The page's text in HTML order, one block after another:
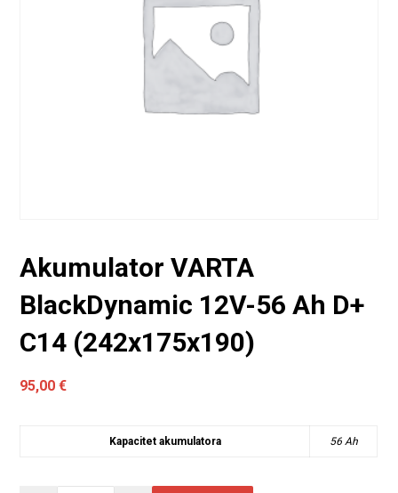
Akumulator VARTA
BlackDynamic 12V-56 Ah D+
C14 (242x175x190)
95,00€
Kapacitet akumulatora 56 Ah